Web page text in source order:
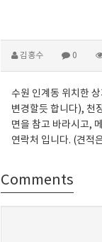
김홍수 0
수원 인계동 위치한
변경할듯 합니다), 천
면을 참고 바라시고,
연락처 입니다. (견적
Comments